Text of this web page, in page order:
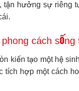
hưởng sự
cách sống
kiến tạo một hệ
hợp một cách